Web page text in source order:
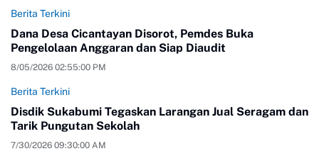
Berita Terkini
Dana Desa Cicantayan Disorot, Pemdes Buka
Pengelolaan Anggaran dan Siap Diaudit
8/05/2026 02:55:00 PM
Berita Terkini
Disdik Sukabumi Tegaskan Larangan Jual Seragam dan
Tarik Pungutan Sekolah
7/30/2026 09:30:00 AM